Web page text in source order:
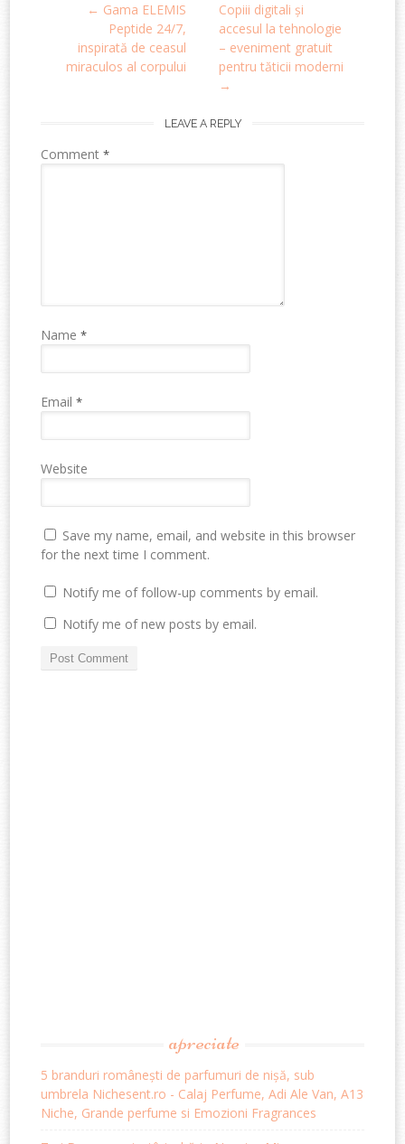
navigation
← Gama ELEMIS
Peptide 24/7,
inspirată de ceasul
miraculos al corpului
Copiii digitali și
accesul la tehnologie
– eveniment gratuit
pentru tăticii moderni
→
LEAVE A REPLY
Comment*
Name*
Email*
Website
Save my name, email, and website in this browser
for the next time I comment.
Notify me of follow-up comments by email.
Notify me of new posts by email.
apreciate
5 branduri românești de parfumuri de nișă, sub
umbrela Nichesent.ro - Calaj Perfume, Adi Ale Van, A13
Niche, Grande perfume si Emozioni Fragrances